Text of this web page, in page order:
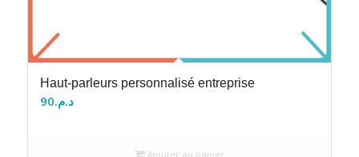
Haut-parleurs personnalisé entreprise
د.م.90
Ajouter au panier